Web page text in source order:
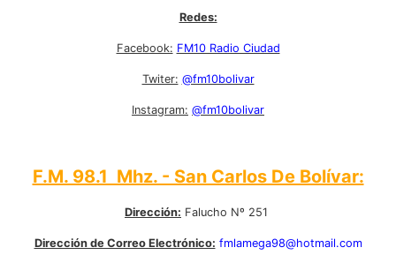
Redes:
Facebook: FM10 Radio Ciudad
Twiter: @fm10bolivar
Instagram: @fm10bolivar
F.M. 98.1 Mhz. - San Carlos De Bolívar:
Dirección: Falucho Nº 251
Dirección de Correo Electrónico: fmlamega98@hotmail.com